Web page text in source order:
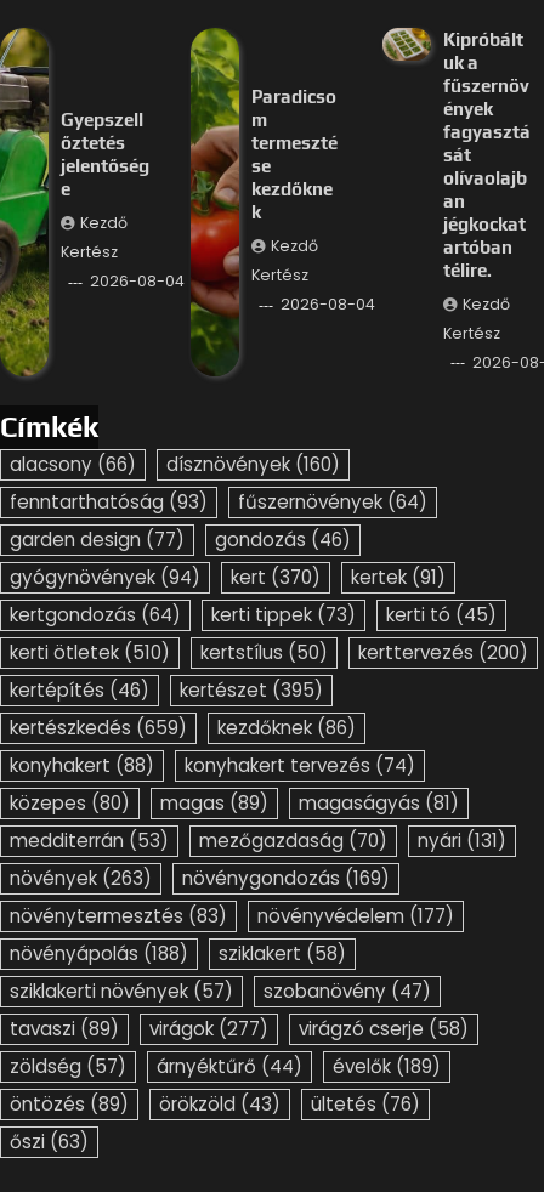
Gyepszell
őztetés
jelentőség
e
Kezdő
Kertész
2026-08-04
Paradicso
m
termeszté
se
kezdőkne
k
Kezdő
Kertész
2026-08-04
Kipróbált
uk a
fűszernöv
ények
fagyasztá
sát
olívaolajb
an
jégkockat
artóban
télire.
Kezdő
Kertész
2026-
Címkék
alacsony (66) dísznövények (160)
fenntarthatóság (93) fűszernövények (64)
garden design (77) gondozás (46)
gyógynövények (94) kert (370) kertek (91)
kertgondozás (64) kerti tippek (73) kerti tó (45)
kerti ötletek (510) kertstílus (50) kerttervezés (200)
kertépítés (46) kertészet (395)
kertészkedés (659) kezdőknek (86)
konyhakert (88) konyhakert tervezés (74)
közepes (80) magas (89) magaságyás (81)
medditerrán (53) mezőgazdaság (70) nyári (131)
növények (263) növénygondozás (169)
növénytermesztés (83) növényvédelem (177)
növényápolás (188) sziklakert (58)
sziklakerti növények (57) szobanövény (47)
tavaszi (89) virágok (277) virágzó cserje (58)
zöldség (57) árnyéktűrő (44) évelők (189)
öntözés (89) örökzöld (43) ültetés (76)
őszi (63)